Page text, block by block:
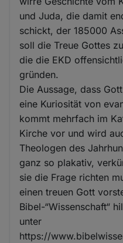
und Juda, die damit
schickt, der 185000
soll die Treue Gottes
die die EKD
gründen.
Die Aussage, dass
eine Kuriosität von
kommt mehrfach im
Kirche vor und wird
Theologen des
ganz so plakativ,
sie die Frage richten
einen treuen Gott
Bibel-“Wissenschaft“
unter
https://